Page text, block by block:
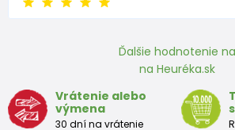
9 - 12 mesiace 74-80
Približná tabuľka veľkosti batoľaťa
Veľkosť
Výška
(cm)
Prsia
(cm)
Ďalšie hodnotenie na
na Heuréka.sk
Vrátenie alebo
výmena
30 dní na vrátenie